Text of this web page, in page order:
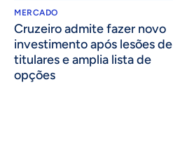
MERCADO
Cruzeiro admite fazer novo
investimento após lesões de
titulares e amplia lista de
opções